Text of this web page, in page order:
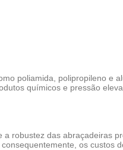
poliamida, polipropileno e
químicos e pressão
a robustez das abraçadeiras
os custos